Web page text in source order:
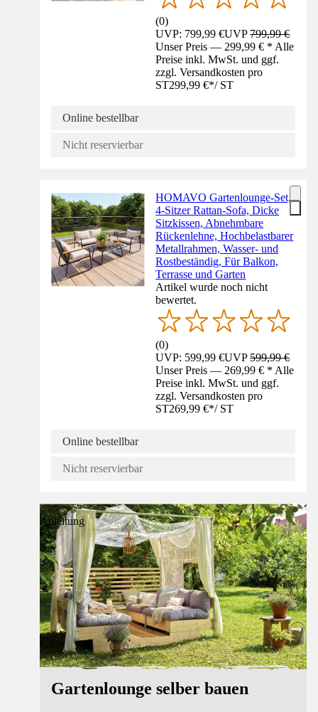
(0)
UVP: 799,99 €UVP799,99 €
Unser Preis — 299,99 € * Alle
Preise inkl. MwSt. und ggf.
zzgl. Versandkosten pro
ST299,99 €*/ ST
Online bestellbar
Nicht reservierbar
HOMAVO Gartenlounge-Set,
4-Sitzer Rattan-Sofa, Dicke
Sitzkissen, Abnehmbare
Rückenlehne, Hochbelastbarer
Metallrahmen, Wasser- und
Rostbeständig, Für Balkon,
Terrasse und Garten
Artikel wurde noch nicht
bewertet.
(0)
UVP: 599,99 €UVP599,99 €
Unser Preis — 269,99 € * Alle
Preise inkl. MwSt. und ggf.
zzgl. Versandkosten pro
ST269,99 €*/ ST
Online bestellbar
Nicht reservierbar
Anleitung
Gartenlounge selber bauen